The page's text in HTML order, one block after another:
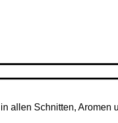
allen Schnitten, Aromen